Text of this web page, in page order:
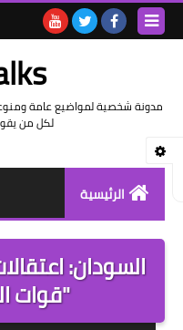
مدونة شخصية لمواضيع عامة
لكل من
الرئيسية
السودان:
"قوات